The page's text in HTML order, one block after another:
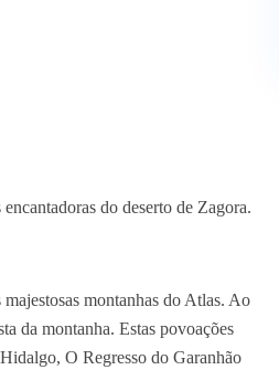
do deserto de Zagora.
montanhas do Atlas. Ao
da montanha. Estas povoações
O Regresso do Garanhão